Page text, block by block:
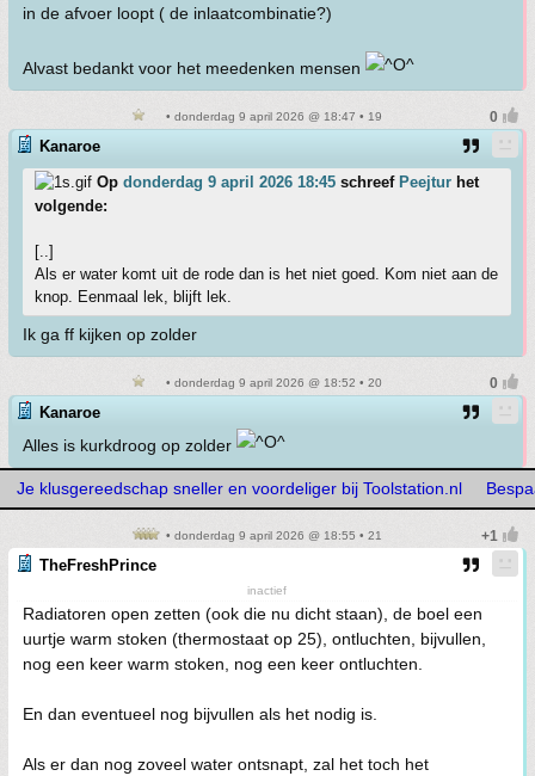
in de afvoer loopt ( de inlaatcombinatie?)
Alvast bedankt voor het meedenken mensen
• donderdag 9 april 2026 @ 18:47 • 19
Kanaroe
Op donderdag 9 april 2026 18:45 schreef Peejtur het
volgende:
[..]
Als er water komt uit de rode dan is het niet goed. Kom niet aan de
knop. Eenmaal lek, blijft lek.
Ik ga ff kijken op zolder
• donderdag 9 april 2026 @ 18:52 • 20
Kanaroe
Alles is kurkdroog op zolder
Je klusgereedschap sneller en voordeliger bij Toolstation.nl
• donderdag 9 april 2026 @ 18:55 • 21
TheFreshPrince
inactief
Radiatoren open zetten (ook die nu dicht staan), de boel een
uurtje warm stoken (thermostaat op 25), ontluchten, bijvullen,
nog een keer warm stoken, nog een keer ontluchten.
En dan eventueel nog bijvullen als het nodig is.
Als er dan nog zoveel water ontsnapt, zal het toch het